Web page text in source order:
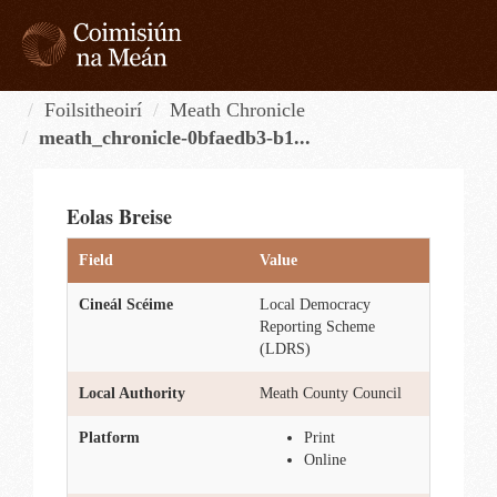
content
Foilsitheoirí
Meath Chronicle
meath_chronicle-0bfaedb3-b1...
Eolas Breise
Field Value
Cineál Scéime
Local Democracy
Reporting Scheme
(LDRS)
Local Authority Meath County Council
Platform
Print
Online